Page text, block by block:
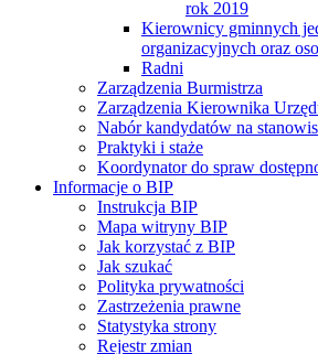
rok 2019
Kierownicy gminnych
organizacyjnych oraz
Radni
Zarządzenia Burmistrza
Zarządzenia Kierownika
Nabór kandydatów na
Praktyki i staże
Koordynator do spraw
Informacje o BIP
Instrukcja BIP
Mapa witryny BIP
Jak korzystać z BIP
Jak szukać
Polityka prywatności
Zastrzeżenia prawne
Statystyka strony
Rejestr zmian